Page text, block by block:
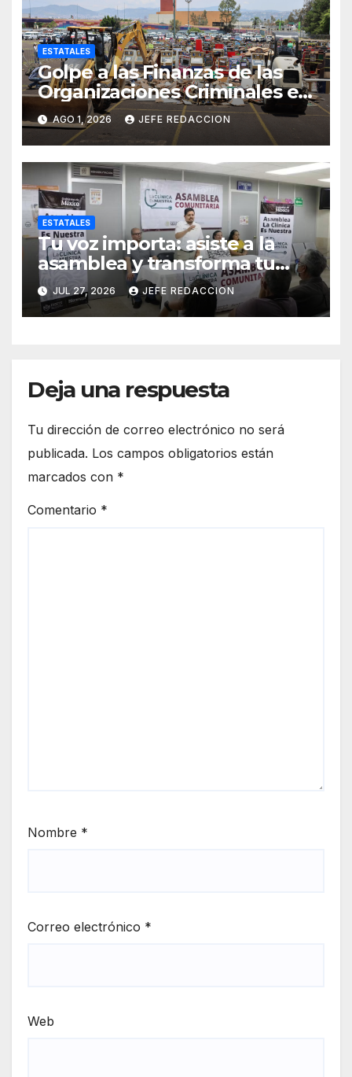
ESTATALES
Golpe a las Finanzas de las
Organizaciones Criminales en
Operativos
Interinstitucionales
AGO 1, 2026 JEFE REDACCION
ESTATALES
Tu voz importa: asiste a la
asamblea y transforma tu
clínica del IMSS-Bienestar
JUL 27, 2026 JEFE REDACCION
Deja una respuesta
Tu dirección de correo electrónico no será
publicada. Los campos obligatorios están
marcados con *
Comentario *
Nombre *
Correo electrónico *
Web